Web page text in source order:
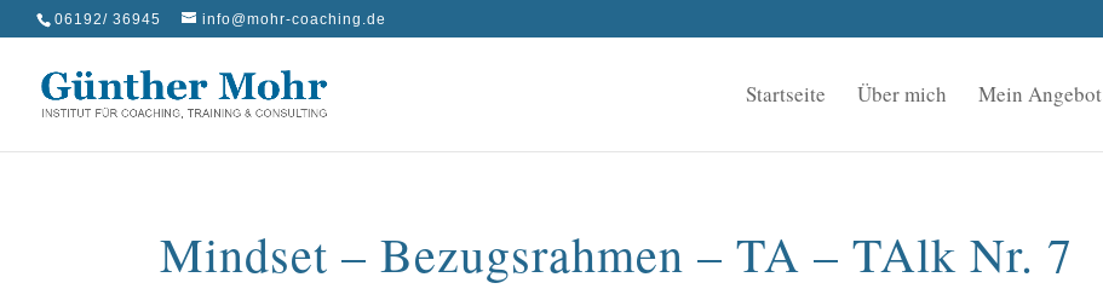
06192/ 36945 info@mohr-coaching.de
Startseite Über mich Mein Angebot
Mindset – Bezugsrahmen – TA – TAlk Nr. 7